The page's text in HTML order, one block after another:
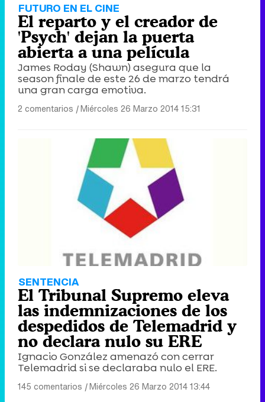
FUTURO EN EL CINE
El reparto y el creador de
'Psych' dejan la puerta
abierta a una película
James Roday (Shawn) asegura que la
season finale de este 26 de marzo tendrá
una gran carga emotiva.
2 comentarios |Miércoles 26 Marzo 2014 15:31
SENTENCIA
El Tribunal Supremo eleva
las indemnizaciones de los
despedidos de Telemadrid y
no declara nulo su ERE
Ignacio González amenazó con cerrar
Telemadrid si se declaraba nulo el ERE.
145 comentarios |Miércoles 26 Marzo 2014 13:44